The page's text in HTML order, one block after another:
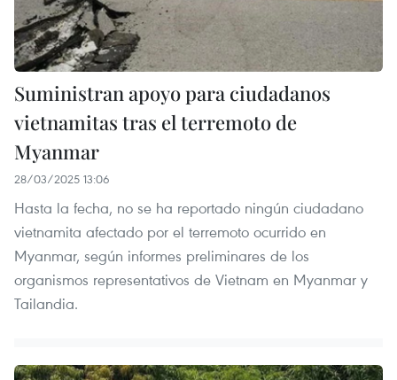
Suministran apoyo para ciudadanos
vietnamitas tras el terremoto de
Myanmar
28/03/2025 13:06
Hasta la fecha, no se ha reportado ningún ciudadano
vietnamita afectado por el terremoto ocurrido en
Myanmar, según informes preliminares de los
organismos representativos de Vietnam en Myanmar y
Tailandia.